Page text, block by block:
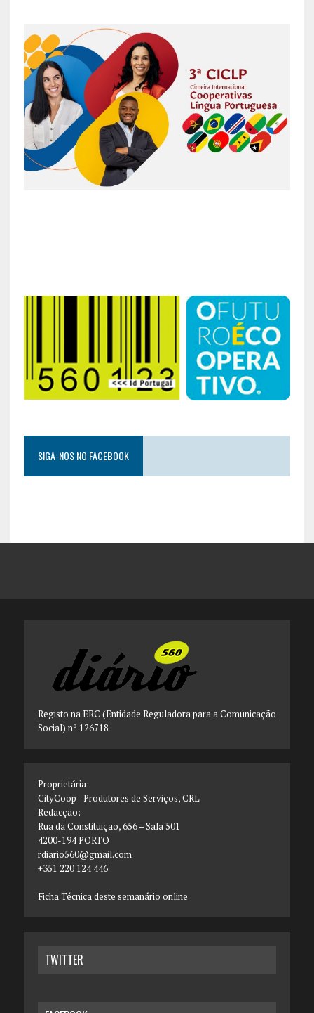
SIGA-NOS NO FACEBOOK
Registo na ERC (Entidade Reguladora para a Comunicação
Social) nº 126718
Proprietária:
CityCoop - Produtores de Serviços, CRL
Redacção:
Rua da Constituição, 656 – Sala 501
4200-194 PORTO
rdiario560@gmail.com
+351 220 124 446
Ficha Técnica deste semanário online
TWITTER